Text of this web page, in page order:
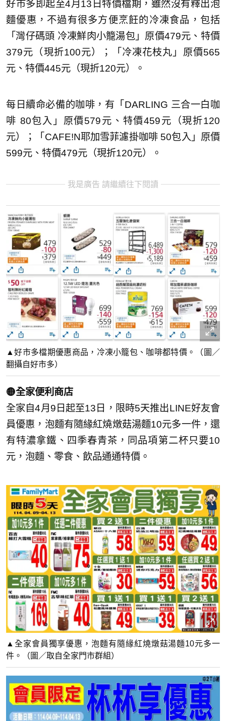
好市多即起至4月13日特價檔期，雖然沒有釋出泡
麵優惠，不過有很多方便烹飪的冷凍食品，包括
「灣仔碼頭 冷凍鮮肉小籠湯包」原價479元、特價
379元（現折100元）；「冷凍花枝丸」原價565
元、特價445元（現折120元）。
每日續命必備的咖啡，有「DARLING 三合一白咖
啡 80包入」原價579元、特價459元（現折120
元）；「CAFE!N耶加雪菲濾掛咖啡 50包入」原價
599元、特價479元（現折120元）。
我是廣告 請繼續往下閱讀
▲好市多檔期優惠商品，冷凍小籠包、咖啡都特價。（圖／
翻攝自好市多）
🟡全家便利商店
全家自4月9日起至13日，限時5天推出LINE好友會
員優惠，泡麵有隨緣紅燒燉菇湯麵10元多一件，還
有特濃拿鐵、四季春青茶，同品項第二杯只要10
元，泡麵、零食、飲品通通特價。
▲全家會員獨享優惠，泡麵有隨緣紅燒燉菇湯麵10元多一
件。（圖／取自全家門市群組）